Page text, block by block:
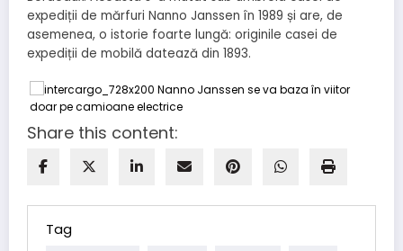
expediții de mărfuri Nanno Janssen în 1989 și are, de
asemenea, o istorie foarte lungă: originile casei de
expediții de mobilă datează din 1893.
Share this content:
Tag